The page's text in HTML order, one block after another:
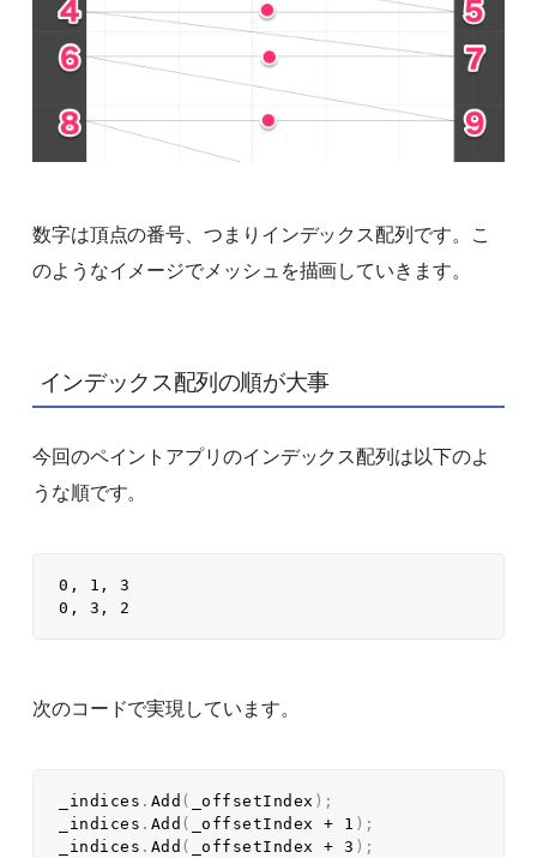
数字は頂点の番号、つまりインデックス配列です。こ
のようなイメージでメッシュを描画していきます。
インデックス配列の順が大事
今回のペイントアプリのインデックス配列は以下のよ
うな順です。
0, 1, 3
次のコードで実現しています。
_indices . Add ( _offsetIndex ) ;
_indices . Add ( _offsetIndex + 1 ) ;
_indices . Add ( _offsetIndex + 3 ) ;